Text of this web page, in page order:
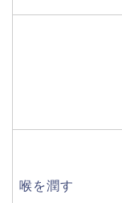
喉を潤す